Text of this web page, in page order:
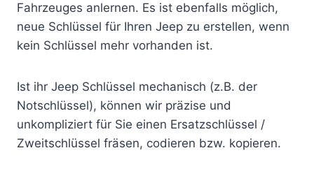
Fahrzeuges anlernen. Es ist ebenfalls möglich,
neue Schlüssel für Ihren Jeep zu erstellen, wenn
kein Schlüssel mehr vorhanden ist.
Ist ihr Jeep Schlüssel mechanisch (z.B. der
Notschlüssel), können wir präzise und
unkompliziert für Sie einen Ersatzschlüssel /
Zweitschlüssel fräsen, codieren bzw. kopieren.